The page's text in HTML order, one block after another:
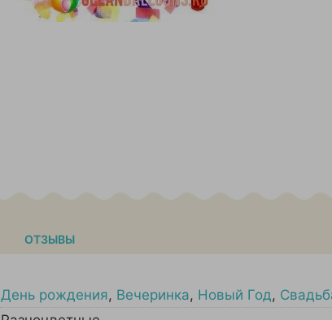
ОТЗЫВЫ
День рождения, Вечеринка, Новый Год,